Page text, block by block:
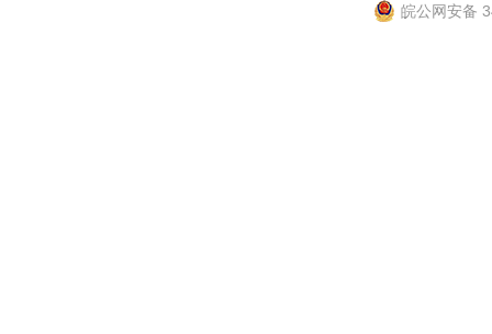
皖公网安备